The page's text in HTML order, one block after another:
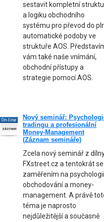
sestavit kompletní
a logiku obchodního
systému pro převod do
automatické podoby ve
struktuře AOS.
vám také naše vnímání,
obchodní přístupy a
strategie pomocí AOS.
On-line
záznam
Nový seminář:
tradingu a profesionální
Money-Management
(Záznam semináře)
Zcela nový seminář z
FXstreet.cz a tentokrát se
zaměřením na psychologii
obchodování a money-
management. A právě
téma je naprosto
nejdůležitější a současně